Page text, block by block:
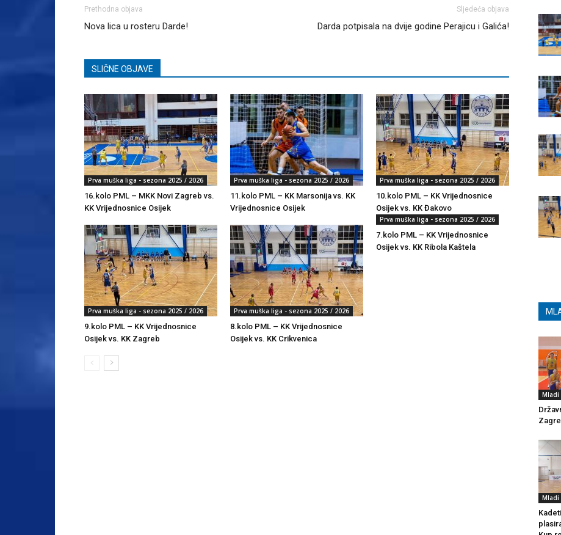
Prethodna objava
Nova lica u rosteru Darde!
Sljedeća objava
Darda potpisala na dvije godine Perajicu i Galića!
SLIČNE OBJAVE
Prva muška liga - sezona 2025 / 2026
16.kolo PML – MKK Novi Zagreb vs.
KK Vrijednosnice Osijek
Prva muška liga - sezona 2025 / 2026
11.kolo PML – KK Marsonija vs. KK
Vrijednosnice Osijek
Prva muška liga - sezona 2025 / 2026
10.kolo PML – KK Vrijednosnice
Osijek vs. KK Đakovo
Prva muška liga - sezona 2025 / 2026
9.kolo PML – KK Vrijednosnice
Osijek vs. KK Zagreb
Prva muška liga - sezona 2025 / 2026
8.kolo PML – KK Vrijednosnice
Osijek vs. KK Crikvenica
Prva muška liga - sezona 2025 / 2026
7.kolo PML – KK Vrijednosnice
Osijek vs. KK Ribola Kaštela
Mladi
Mladi